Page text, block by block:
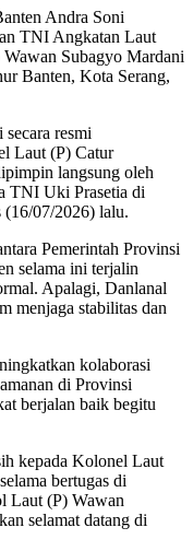
Andra Soni
TNI Angkatan Laut
Subagyo Mardani
Banten, Kota Serang,
resmi
Laut (P) Catur
langsung oleh
TNI Uki Prasetia di
(16/07/2026) lalu.
Pemerintah Provinsi
selama ini terjalin
Apalagi, Danlanal
menjaga stabilitas dan
kolaborasi
di Provinsi
berjalan baik begitu
kepada Kolonel Laut
bertugas di
Laut (P) Wawan
selamat datang di